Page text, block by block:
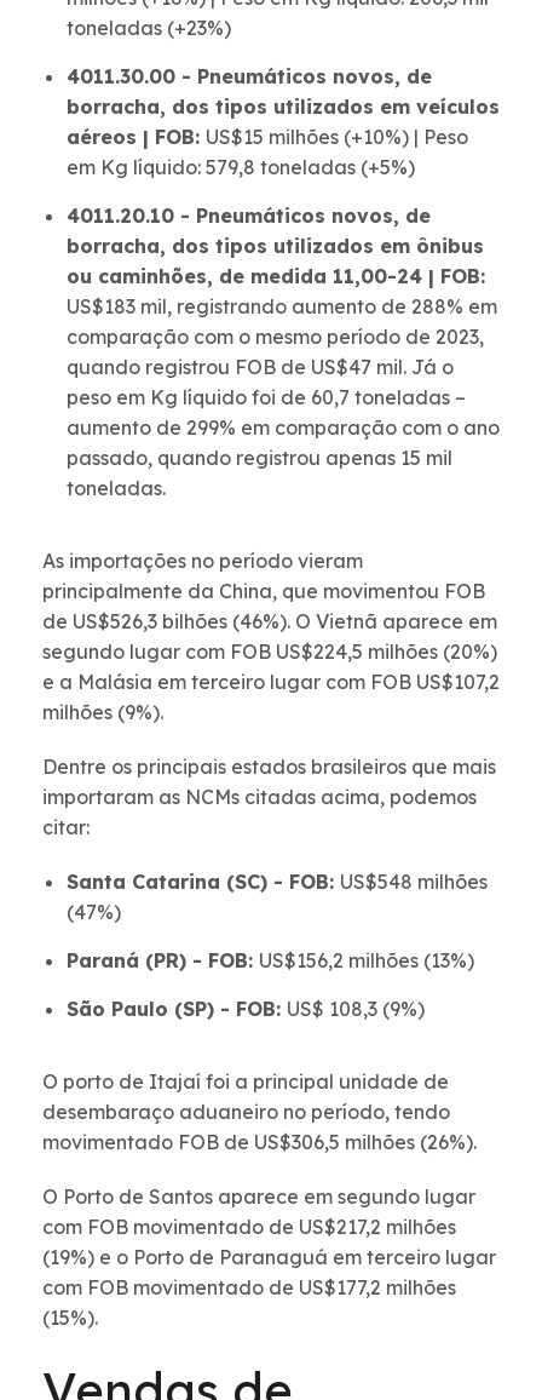
toneladas (+23%)
4011.30.00 - Pneumáticos novos, de
borracha, dos tipos utilizados em veículos
aéreos | FOB: US$15 milhões (+10%) | Peso
em Kg líquido: 579,8 toneladas (+5%)
4011.20.10 - Pneumáticos novos, de
borracha, dos tipos utilizados em ônibus
ou caminhões, de medida 11,00-24 | FOB:
US$183 mil, registrando aumento de 288% em
comparação com o mesmo período de 2023,
quando registrou FOB de US$47 mil. Já o
peso em Kg líquido foi de 60,7 toneladas –
aumento de 299% em comparação com o ano
passado, quando registrou apenas 15 mil
toneladas.
As importações no período vieram
principalmente da China, que movimentou FOB
de US$526,3 bilhões (46%). O Vietnã aparece em
segundo lugar com FOB US$224,5 milhões (20%)
e a Malásia em terceiro lugar com FOB US$107,2
milhões (9%).
Dentre os principais estados brasileiros que mais
importaram as NCMs citadas acima, podemos
citar:
Santa Catarina (SC) - FOB: US$548 milhões
(47%)
Paraná (PR) - FOB: US$156,2 milhões (13%)
São Paulo (SP) - FOB: US$ 108,3 (9%)
O porto de Itajaí foi a principal unidade de
desembaraço aduaneiro no período, tendo
movimentado FOB de US$306,5 milhões (26%).
O Porto de Santos aparece em segundo lugar
com FOB movimentado de US$217,2 milhões
(19%) e o Porto de Paranaguá em terceiro lugar
com FOB movimentado de US$177,2 milhões
(15%).